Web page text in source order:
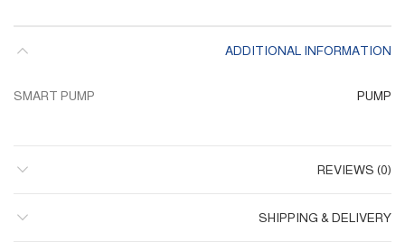
ADDITIONAL INFORMATION
PUMP
SMART PUMP
REVIEWS (0)
SHIPPING & DELIVERY